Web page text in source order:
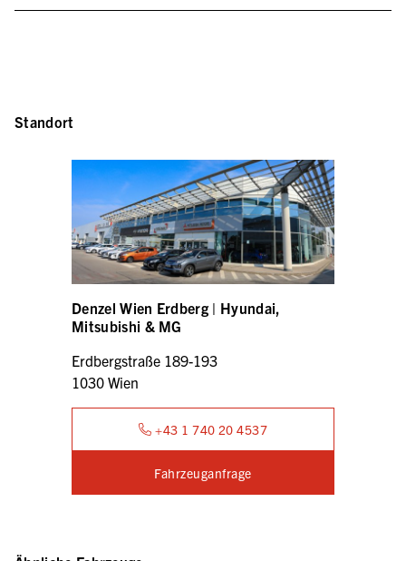
Standort
Denzel Wien Erdberg | Hyundai,
Mitsubishi & MG
Erdbergstraße 189-193
1030 Wien
+43 1 740 20 4537
Fahrzeuganfrage